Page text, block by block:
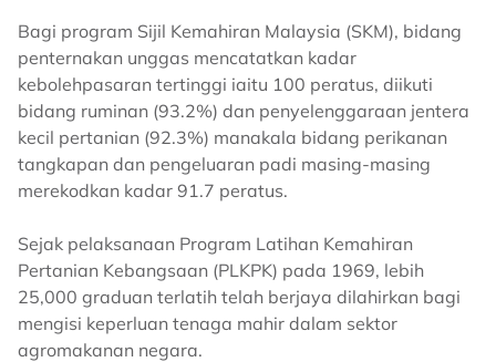
Bagi program Sijil Kemahiran Malaysia (SKM), bidang
penternakan unggas mencatatkan kadar
kebolehpasaran tertinggi iaitu 100 peratus, diikuti
bidang ruminan (93.2%) dan penyelenggaraan jentera
kecil pertanian (92.3%) manakala bidang perikanan
tangkapan dan pengeluaran padi masing-masing
merekodkan kadar 91.7 peratus.
Sejak pelaksanaan Program Latihan Kemahiran
Pertanian Kebangsaan (PLKPK) pada 1969, lebih
25,000 graduan terlatih telah berjaya dilahirkan bagi
mengisi keperluan tenaga mahir dalam sektor
agromakanan negara.